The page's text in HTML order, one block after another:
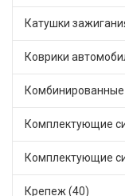
Крепеж (40)